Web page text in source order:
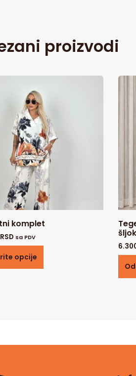
proizvodi
komplet
RSD sa PDV
opcije